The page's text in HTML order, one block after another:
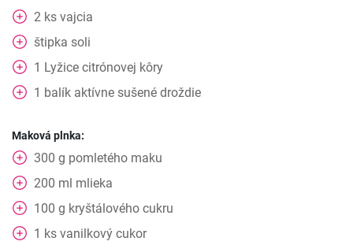
2 ks vajcia
štipka soli
1 Lyžice citrónovej kôry
1 balík aktívne sušené droždie
Maková plnka:
300 g pomletého maku
200 ml mlieka
100 g kryštálového cukru
1 ks vanilkový cukor